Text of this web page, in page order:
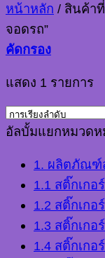
หน้าหลัก / สินค้า
จอดรถ”
คัดกรอง
แสดง 1 รายการ
อัลบั้มแยกหมวดห
1. ผลิตภัณฑ์
1.1 สติ๊กเกอ
1.2 สติ๊กเกอ
1.3 สติ๊กเกอ
1.4 สติ๊กเก